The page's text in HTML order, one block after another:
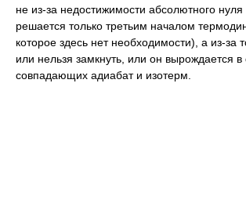
не из-за недостижимости абсолютного нуля
решается только третьим началом
которое здесь нет необходимости), а из-за
или нельзя замкнуть, или он вырождается в
совпадающих адиабат и изотерм.